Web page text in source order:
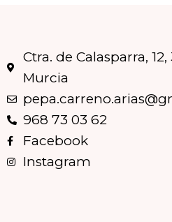
Ctra. de Calasparra,
Murcia
968 73 03 62
Facebook
Instagram